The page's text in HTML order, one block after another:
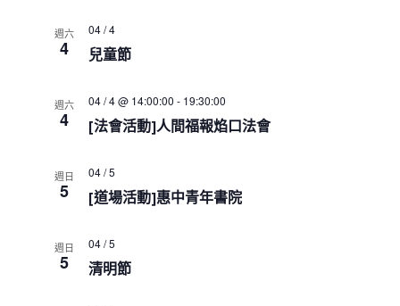
週六
4 兒童節
04 / 4
週六
4 [法會活動]人間福報焰口法會
04 / 4 @ 14:00:00 - 19:30:00
週日
5 [道場活動]惠中青年書院
04 / 5
週日
5 清明節
04 / 5